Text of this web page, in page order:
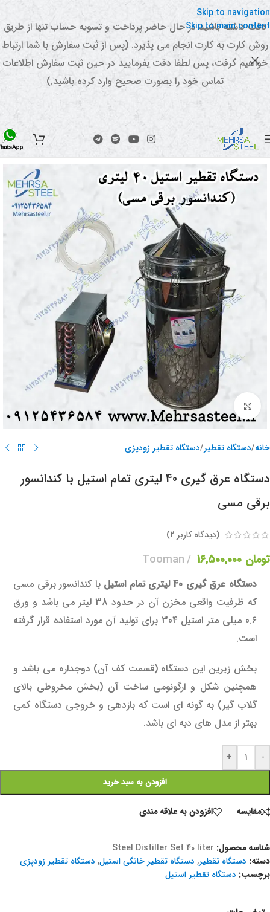
Skip to navigation
Skip to main content
دقت داشته باشید در حال حاضر پرداخت و تسویه حساب تنها از طریق
روش کارت به کارت انجام می پذیرد. (پس از ثبت سفارش با شما ارتباط
خواهیم گرفت، پس لطفا دقت بفرمایید در حین ثبت سفارش اطلاعات
تماس خود را بصورت صحیح وارد کرده باشید.)
برای بزرگنمایی کلیک کنید
خانه/دستگاه تقطیر/دستگاه تقطیر زودپزی
دستگاه عرق گیری 40 لیتری تمام استیل با کندانسور
برقی مسی
(دیدگاه کاربر 2
)
تومان Tooman
دستگاه عرق گیری 40 لیتری تمام استیل با کندانسور برقی مسی
که ظرفیت واقعی مخزن آن در حدود 38 لیتر می باشد و ورق
0.6 میلی متر استیل 304 برای تولید آن مورد استفاده قرار گرفته
است.
بخش زیرین این دستگاه (قسمت کف آن) دوجداره می باشد و
همچنین شکل و ارگونومی ساخت آن (بخش مخروطی بالای
گلاب گیر) به گونه ای است که بازدهی و خروجی دستگاه کمی
بهتر از مدل های دبه ای باشد.
-
+
افزودن به سبد خرید
مقايسه افزودن به علاقه مندی
شناسه محصول: Steel Distiller Set 40 liter
دسته: دستگاه تقطیر, دستگاه تقطیر خانگی استیل, دستگاه تقطیر زودپزی
برچسب: دستگاه تقطیر استیل